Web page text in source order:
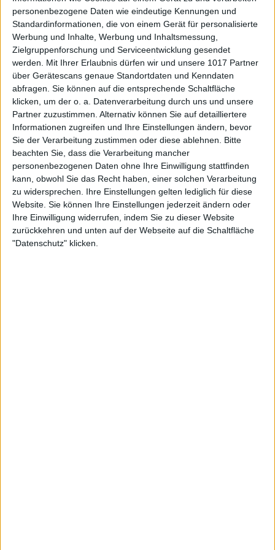
personenbezogene Daten wie eindeutige Kennungen und
Standardinformationen, die von einem Gerät für personalisierte
Werbung und Inhalte, Werbung und Inhaltsmessung,
Zielgruppenforschung und Serviceentwicklung gesendet
werden.
Mit Ihrer Erlaubnis dürfen wir und unsere 1017 Partner
über Gerätescans genaue Standortdaten und Kenndaten
abfragen. Sie können auf die entsprechende Schaltfläche
klicken, um der o. a. Datenverarbeitung durch uns und unsere
Partner zuzustimmen. Alternativ können Sie auf detailliertere
Informationen zugreifen und Ihre Einstellungen ändern, bevor
Sie der Verarbeitung zustimmen oder diese ablehnen.
Bitte
beachten Sie, dass die Verarbeitung mancher
personenbezogenen Daten ohne Ihre Einwilligung stattfinden
kann, obwohl Sie das Recht haben, einer solchen Verarbeitung
zu widersprechen. Ihre Einstellungen gelten lediglich für diese
Website. Sie können Ihre Einstellungen jederzeit ändern oder
Ihre Einwilligung widerrufen, indem Sie zu dieser Website
zurückkehren und unten auf der Webseite auf die Schaltfläche
"Datenschutz" klicken.